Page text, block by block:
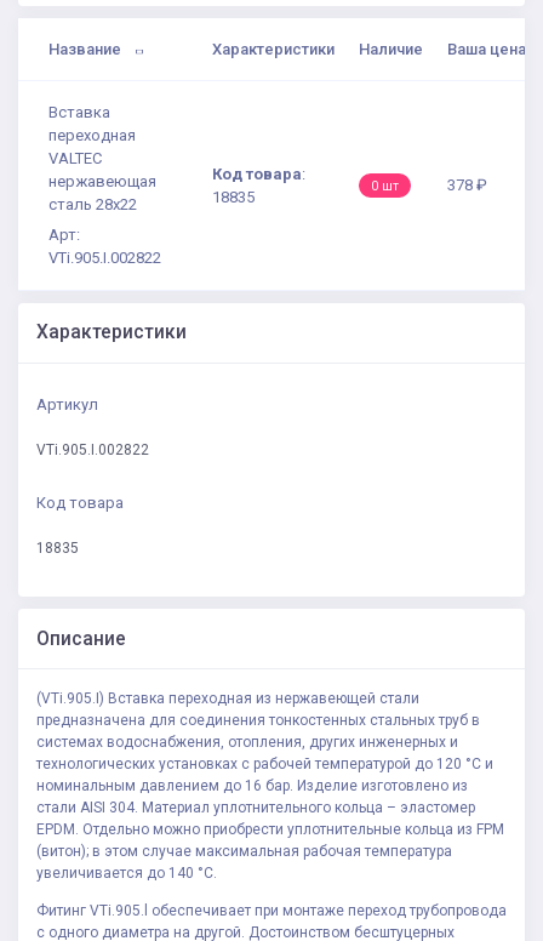
Название Характеристики Наличие Ваша цена
Вставка
переходная
VALTEC
нержавеющая
сталь 28х22
Арт:
VTi.905.I.002822
Код товара:
18835
0 шт 378 ₽
Характеристики
Артикул
VTi.905.I.002822
Код товара
18835
Описание
(VTi.905.I) Вставка переходная из нержавеющей стали
предназначена для соединения тонкостенных стальных труб в
системах водоснабжения, отопления, других инженерных и
технологических установках с рабочей температурой до 120 °С и
номинальным давлением до 16 бар. Изделие изготовлено из
стали AISI 304. Материал уплотнительного кольца – эластомер
EPDM. Отдельно можно приобрести уплотнительные кольца из FPM
(витон); в этом случае максимальная рабочая температура
увеличивается до 140 °С.
Фитинг VTi.905.l обеспечивает при монтаже переход трубопровода
с одного диаметра на другой. Достоинством бесштуцерных